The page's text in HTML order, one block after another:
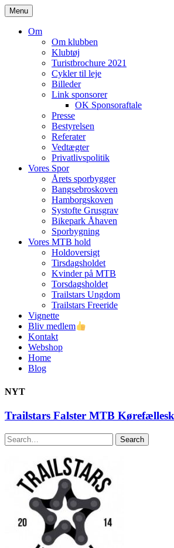
Skip
to
content
Menu
Om
Om klubben
Klubtøj
Turistbrochure 2021
Cykler til leje
Billeder
Link sponsorer
OK Sponsoraftale
Presse
Bestyrelsen
Referater
Vedtægter
Privatlivspolitik
Vores Spor
Årets sporbygger
Bangsebroskoven
Hamborgskoven
Systofte Grusgrav
Bikepark Åhaven
Sporbygning
Vores MTB hold
Holdoversigt
Tirsdagsholdet
Kvinder på MTB
Torsdagsholdet
Trailstars Ungdom
Trailstars Freeride
Vignette
Bliv medlem
Kontakt
Webshop
Home
Blog
NYT
Trailstars Falster MTB
Search